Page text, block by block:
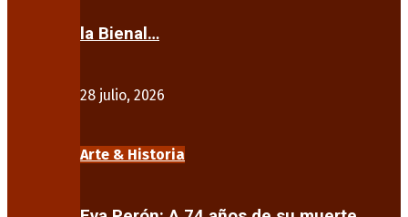
la Bienal…
28 julio, 2026
Arte & Historia